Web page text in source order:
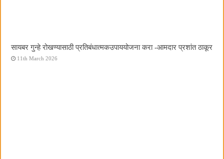
सायबर गुन्हे रोखण्यासाठी प्रतिबंधात्मकउपाययोजना करा -आमदार प्रशांत ठाकूर
11th March 2026